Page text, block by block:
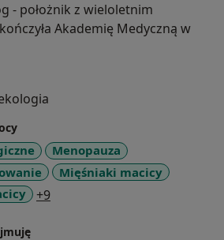
- położnik z wieloletnim
Akademię Medyczną w
Menopauza
Mięśniaki macicy
+9a11y_sr_more_diseases